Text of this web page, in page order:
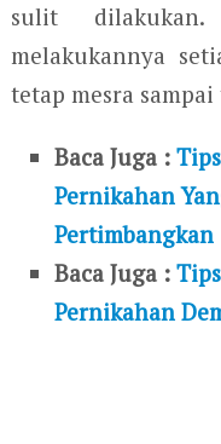
sulit
melakukannya
tetap mesra
Baca Juga :
Pernikahan
Pertimbangkan
Baca Juga :
Pernikahan